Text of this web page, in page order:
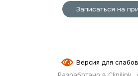
Записаться на
Версия для